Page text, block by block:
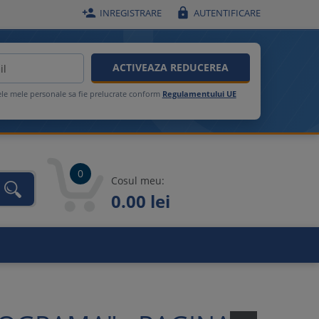
 INREGISTRARE  AUTENTIFICARE
ACTIVEAZA REDUCEREA
mele personale sa fie prelucrate conform Regulamentului UE
0
Cosul meu:
0.00 lei